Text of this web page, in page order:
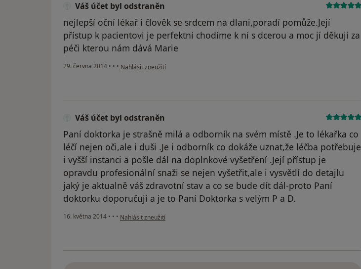
Váš účet byl odstraněn
nejlepší oční lékař i člověk se srdcem na dlani,poradí pomůže.Její
přístup k pacientovi je perfektní chodíme k ní s dcerou a moc jí děkuji za
péči kterou nám dává Marie
29. června 2014 • • • podle názoru uživatele Váš účet byl odstraněn
Nahlásit zneužití
Váš účet byl odstraněn
Paní doktorka je strašně milá a odborník na svém místě .Je to lékařka co
léčí nejen oči,ale i duši .Je i odborník co dokáže uznat,že léčba potřebuje
i vyšší instanci a pošle dál na doplnkové vyšetření .Její přístup je
opravdu profesionální snaži se nejen vyšetřit,ale i vysvětlí do detajlu
jaký je aktualně váš zdravotní stav a co se bude dít dál-proto Paní
doktorku doporučuji a je to Paní Doktorka s velým P a D.
16. května 2014 • • • podle názoru uživatele Váš účet byl odstraněn
Nahlásit zneužití